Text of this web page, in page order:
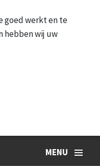
goed werkt en te
hebben wij uw
MENU